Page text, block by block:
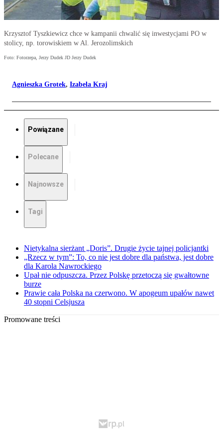
Krzysztof Tyszkiewicz chce w kampanii chwalić się inwestycjami PO w
stolicy, np. torowiskiem w Al. Jerozolimskich
Foto: Fotorzepa, Jerzy Dudek JD Jerzy Dudek
Agnieszka Grotek, Izabela Kraj
Powiązane
Polecane
Najnowsze
Tagi
Nietykalna sierżant „Doris”. Drugie życie tajnej policjantki
„Rzecz w tym”: To, co nie jest dobre dla państwa, jest dobre
dla Karola Nawrockiego
Upał nie odpuszcza. Przez Polskę przetoczą się gwałtowne
burze
Prawie cała Polska na czerwono. W apogeum upałów nawet
40 stopni Celsjusza
Promowane treści